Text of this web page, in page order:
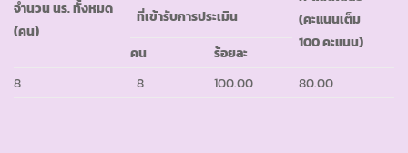
จำนวน นร. ทั้งหมด
(คน)
ที่เข้ารับการประเมิน
(คะแนนเต็ม
100 คะแนน)
คน
ร้อยละ
8
8 100.00 80.00